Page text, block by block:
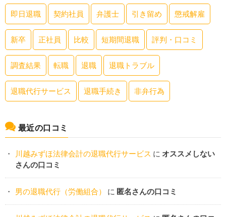
即日退職 契約社員 弁護士 引き留め 懲戒解雇
新卒 正社員 比較 短期間退職 評判・口コミ
調査結果 転職 退職 退職トラブル
退職代行サービス 退職手続き 非弁行為
最近の口コミ
川越みずほ法律会計の退職代行サービス に オススメしない
さんの口コミ
男の退職代行（労働組合） に 匿名さんの口コミ